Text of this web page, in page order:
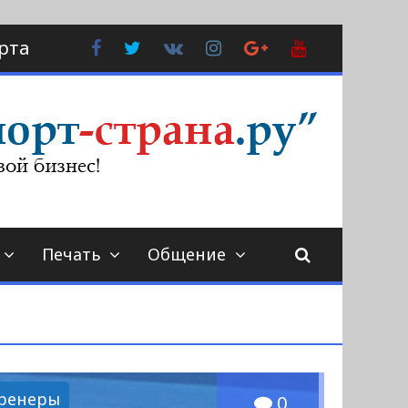
FacebookTwitter
Контакте
Instagram
Google
Plus
Печать Общение
0